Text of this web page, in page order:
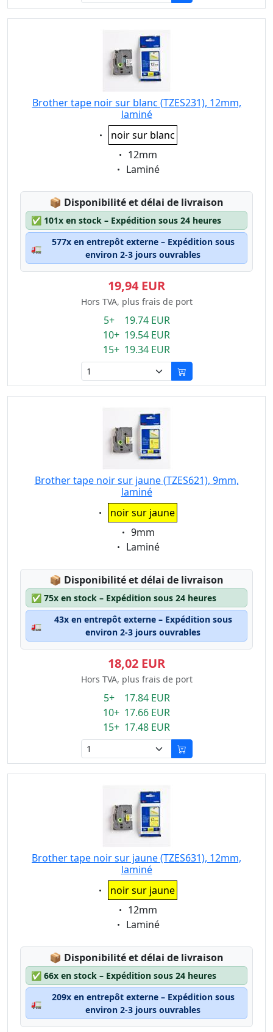
Brother tape noir sur blanc (TZES231), 12mm,
laminé
Eigenschaft:
noir sur blanc
Eigenschaft:
12mm
Eigenschaft:
Laminé
📦 Lagerstatus:
Disponibilité et délai de livraison
✅ 101x en stock – Expédition sous 24 heures
🚛
577x en entrepôt externe – Expédition sous
environ 2-3 jours ouvrables
19,94 EUR
Hors TVA, plus frais de port
5+ 19.74 EUR
10+ 19.54 EUR
15+ 19.34 EUR
Brother tape noir sur jaune (TZES621), 9mm,
laminé
Eigenschaft:
noir sur jaune
Eigenschaft:
9mm
Eigenschaft:
Laminé
📦 Lagerstatus:
Disponibilité et délai de livraison
✅ 75x en stock – Expédition sous 24 heures
🚛
43x en entrepôt externe – Expédition sous
environ 2-3 jours ouvrables
18,02 EUR
Hors TVA, plus frais de port
5+ 17.84 EUR
10+ 17.66 EUR
15+ 17.48 EUR
Brother tape noir sur jaune (TZES631), 12mm,
laminé
Eigenschaft:
noir sur jaune
Eigenschaft:
12mm
Eigenschaft:
Laminé
📦 Lagerstatus:
Disponibilité et délai de livraison
✅ 66x en stock – Expédition sous 24 heures
🚛
209x en entrepôt externe – Expédition sous
environ 2-3 jours ouvrables